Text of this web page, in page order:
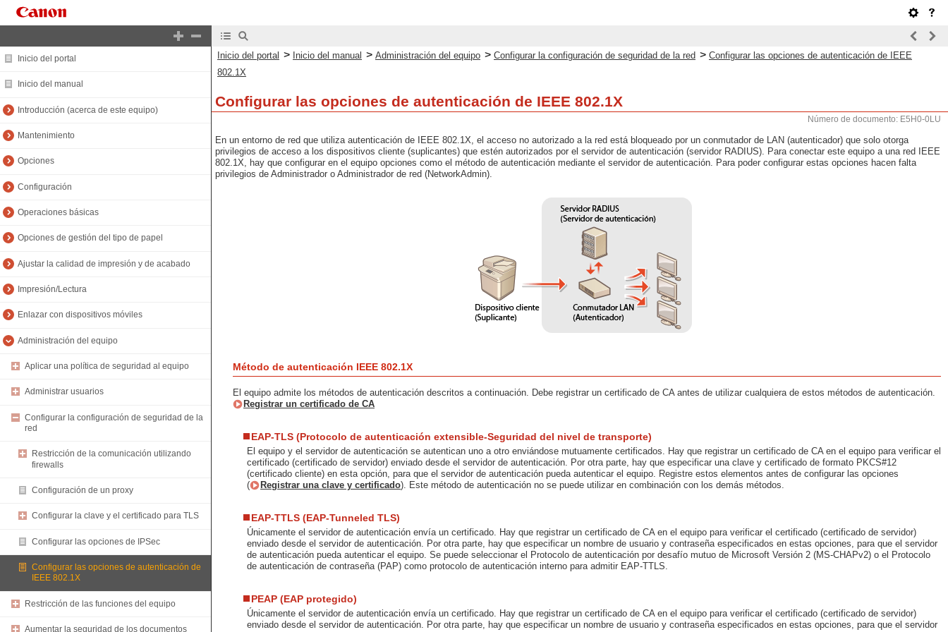
Inicio del portal
Inicio del manual
Introducción (acerca de este equipo)
Mantenimiento
Opciones
Configuración
Operaciones básicas
Opciones de gestión del tipo de papel
Ajustar la calidad de impresión y de acabado
Impresión/Lectura
Enlazar con dispositivos móviles
Administración del equipo
Aplicar una política de seguridad al equipo
Administrar usuarios
Configurar la configuración de seguridad de la
red
Restricción de la comunicación utilizando
firewalls
Configuración de un proxy
Configurar la clave y el certificado para TLS
Configurar las opciones de IPSec
Configurar las opciones de autenticación de
IEEE 802.1X
Restricción de las funciones del equipo
Aumentar la seguridad de los documentos
Inicio del portal > Inicio del manual > Administración del equipo > Configurar la configuración de seguridad de la red > Configurar las opciones de autenticación de IEEE
802.1X
Configurar las opciones de autenticación de IEEE 802.1X
Número de documento: E5H0-0LU
En un entorno de red que utiliza autenticación de IEEE 802.1X, el acceso no autorizado a la red está bloqueado por un conmutador de LAN (autenticador) que solo otorga
privilegios de acceso a los dispositivos cliente (suplicantes) que estén autorizados por el servidor de autenticación (servidor RADIUS). Para conectar este equipo a una red IEEE
802.1X, hay que configurar en el equipo opciones como el método de autenticación mediante el servidor de autenticación. Para poder configurar estas opciones hacen falta
privilegios de Administrador o Administrador de red (NetworkAdmin).
Método de autenticación IEEE 802.1X
El equipo admite los métodos de autenticación descritos a continuación. Debe registrar un certificado de CA antes de utilizar cualquiera de estos métodos de autenticación.
Registrar un certificado de CA
EAP-TLS (Protocolo de autenticación extensible-Seguridad del nivel de transporte)
El equipo y el servidor de autenticación se autentican uno a otro enviándose mutuamente certificados. Hay que registrar un certificado de CA en el equipo para verificar el
certificado (certificado de servidor) enviado desde el servidor de autenticación. Por otra parte, hay que especificar una clave y certificado de formato PKCS#12
(certificado cliente) en esta opción, para que el servidor de autenticación pueda autenticar el equipo. Registre estos elementos antes de configurar las opciones
(
Registrar una clave y certificado). Este método de autenticación no se puede utilizar en combinación con los demás métodos.
EAP-TTLS (EAP-Tunneled TLS)
Únicamente el servidor de autenticación envía un certificado. Hay que registrar un certificado de CA en el equipo para verificar el certificado (certificado de servidor)
enviado desde el servidor de autenticación. Por otra parte, hay que especificar un nombre de usuario y contraseña especificados en estas opciones, para que el servidor
de autenticación pueda autenticar el equipo. Se puede seleccionar el Protocolo de autenticación por desafío mutuo de Microsoft Versión 2 (MS-CHAPv2) o el Protocolo
de autenticación de contraseña (PAP) como protocolo de autenticación interno para admitir EAP-TTLS.
PEAP (EAP protegido)
Únicamente el servidor de autenticación envía un certificado. Hay que registrar un certificado de CA en el equipo para verificar el certificado (certificado de servidor)
enviado desde el servidor de autenticación. Por otra parte, hay que especificar un nombre de usuario y contraseña especificados en estas opciones, para que el servidor